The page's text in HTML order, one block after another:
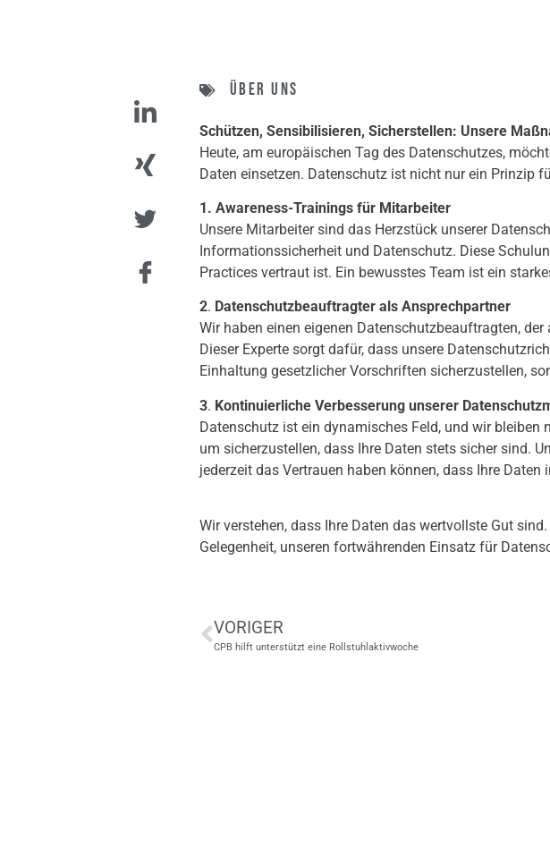
Über uns
Schützen, Sensibilisieren, Sicherstellen: Unsere
Heute, am europäischen Tag des Datenschutzes,
Daten einsetzen. Datenschutz ist nicht nur ein Prinzip
1. Awareness-Trainings für Mitarbeiter
Unsere Mitarbeiter sind das Herzstück unserer
Informationssicherheit und Datenschutz. Diese
Practices vertraut ist. Ein bewusstes Team ist ein
2. Datenschutzbeauftragter als Ansprechpartner
Wir haben einen eigenen Datenschutzbeauftragten,
Dieser Experte sorgt dafür, dass unsere
Einhaltung gesetzlicher Vorschriften sicherzustellen,
3. Kontinuierliche Verbesserung unserer
Datenschutz ist ein dynamisches Feld, und wir bleiben
um sicherzustellen, dass Ihre Daten stets sicher sind.
jederzeit das Vertrauen haben können, dass Ihre Daten
Wir verstehen, dass Ihre Daten das wertvollste Gut
Gelegenheit, unseren fortwährenden Einsatz für
VORIGER
CPB hilft unterstützt eine Rollstuhlaktivwoche